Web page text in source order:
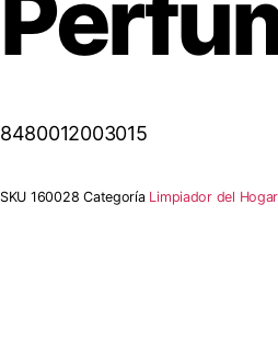
8480012003015
SKU 160028Categoría Limpiador del Hogar